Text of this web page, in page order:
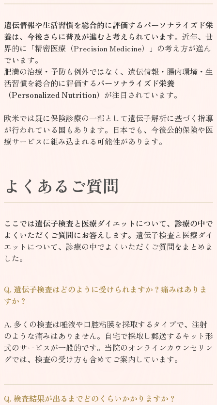
遺伝情報や生活習慣を総合的に評価するパーソナライズド栄
養は、今後さらに普及が進むと考えられています。 近年、世
界的に「精密医療（Precision Medicine）」の考え方が進ん
でいます。
肥満の治療・予防も例外ではなく、遺伝情報・腸内環境・生
活習慣を総合的に評価するパーソナライズド栄養
（Personalized Nutrition） が注目されています。
欧米では既に保険診療の一部として遺伝子解析に基づく指導
が行われている国もあります。日本でも、今後公的保険や医
療サービスに組み込まれる可能性があります。
よくあるご質問
ここでは遺伝子検査と医療ダイエットについて、診療の中で
よくいただくご質問にお答えします。 遺伝子検査と医療ダイ
エットについて、診療の中でよくいただくご質問をまとめま
した。
Q. 遺伝子検査はどのように受けられますか？痛みはありま
すか？
A. 多くの検査は唾液や口腔粘膜を採取するタイプで、注射
のような痛みはありません。自宅で採取し郵送するキット形
式のサービスが一般的です。当院のオンラインカウンセリン
グでは、検査の受け方も含めてご案内しています。
Q. 検査結果が出るまでどのくらいかかりますか？